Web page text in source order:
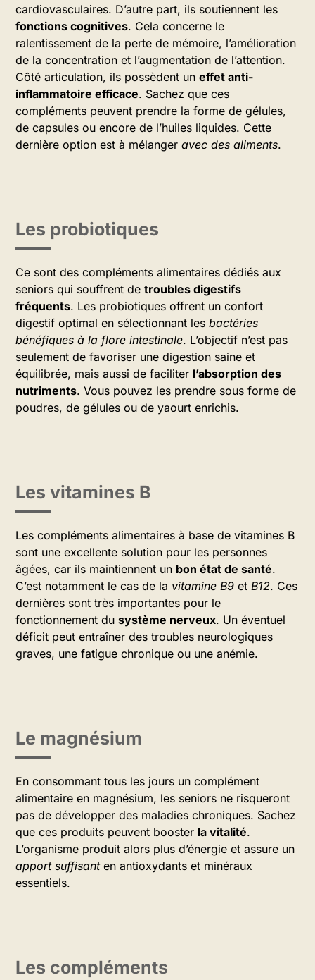
cardiovasculaires. D’autre part, ils soutiennent les
fonctions cognitives. Cela concerne le
ralentissement de la perte de mémoire, l’amélioration
de la concentration et l’augmentation de l’attention.
Côté articulation, ils possèdent un effet anti-
inflammatoire efficace. Sachez que ces
compléments peuvent prendre la forme de gélules,
de capsules ou encore de l’huiles liquides. Cette
dernière option est à mélanger avec des aliments.
Les probiotiques
Ce sont des compléments alimentaires dédiés aux
seniors qui souffrent de troubles digestifs
fréquents. Les probiotiques offrent un confort
digestif optimal en sélectionnant les bactéries
bénéfiques à la flore intestinale. L’objectif n’est pas
seulement de favoriser une digestion saine et
équilibrée, mais aussi de faciliter l’absorption des
nutriments. Vous pouvez les prendre sous forme de
poudres, de gélules ou de yaourt enrichis.
Les vitamines B
Les compléments alimentaires à base de vitamines B
sont une excellente solution pour les personnes
âgées, car ils maintiennent un bon état de santé.
C’est notamment le cas de la vitamine B9 et B12. Ces
dernières sont très importantes pour le
fonctionnement du système nerveux. Un éventuel
déficit peut entraîner des troubles neurologiques
graves, une fatigue chronique ou une anémie.
Le magnésium
En consommant tous les jours un complément
alimentaire en magnésium, les seniors ne risqueront
pas de développer des maladies chroniques. Sachez
que ces produits peuvent booster la vitalité.
L’organisme produit alors plus d’énergie et assure un
apport suffisanten antioxydants et minéraux
essentiels.
Les compléments